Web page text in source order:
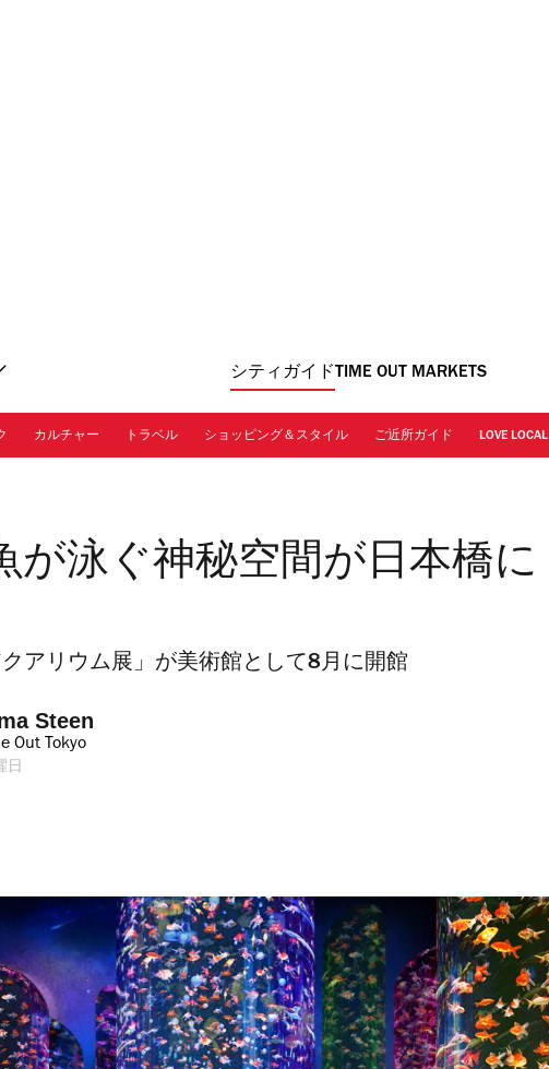
シティガイド TIME OUT MARKETS
カルチャー トラベル ショッピング＆スタイル ご近所ガイド LOVE LOCAL
が泳ぐ神秘空間が日本橋に
アリウム展」が美術館として8月に開館
Steen
Out Tokyo
日